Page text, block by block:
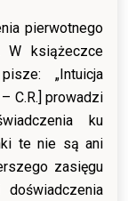
pierwotnego
książeczce
„Intuicja
C.R.] prowadzi
ku
te nie są ani
zasięgu